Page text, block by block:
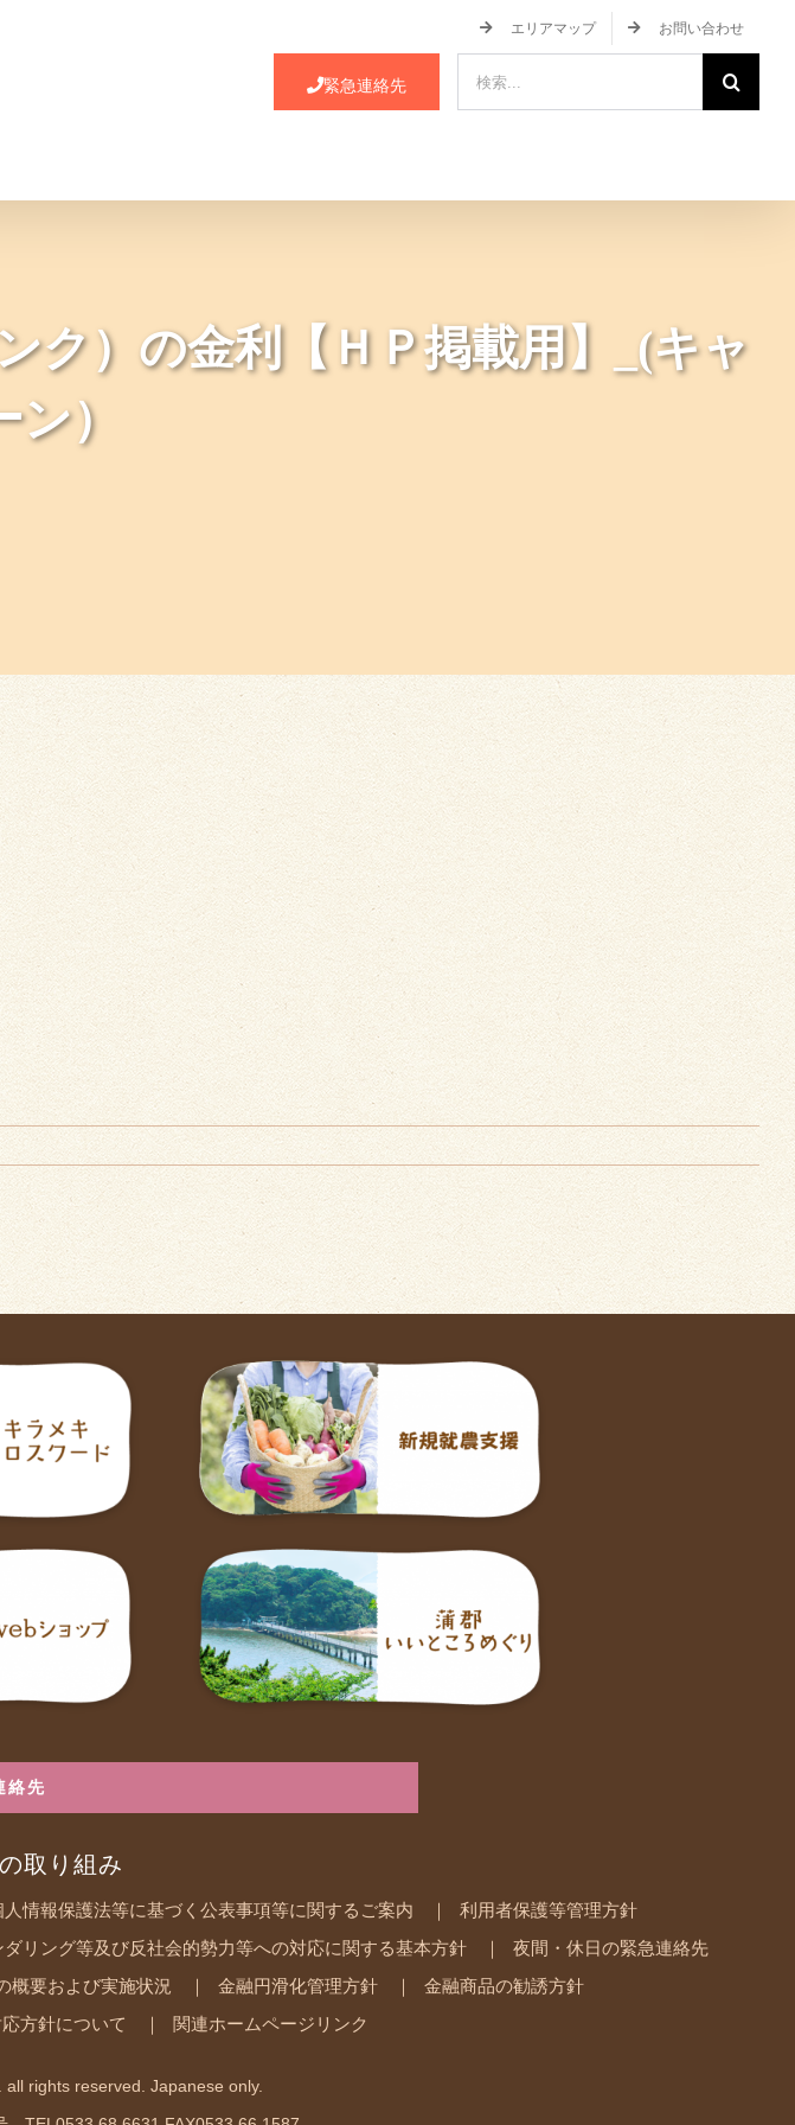
エリアマップ お問い合わせ
緊急連絡先
索
ク）の金利【ＨＰ掲載用】_(キャ
ン）
絡先
取り組み
人情報保護法等に基づく公表事項等に関するご案内 利用者保護等管理方針
ダリング等及び反社会的勢力等への対応に関する基本方針 夜間・休日の緊急連絡先
概要および実施状況 金融円滑化管理方針 金融商品の勧誘方針
方針について 関連ホームページリンク
rights reserved. Japanese only.